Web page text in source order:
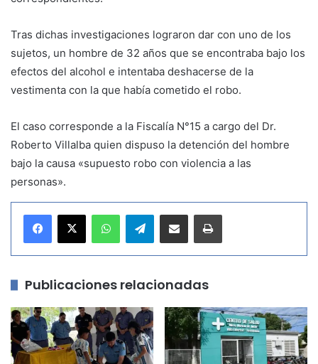
Tras dichas investigaciones lograron dar con uno de los
sujetos, un hombre de 32 años que se encontraba bajo los
efectos del alcohol e intentaba deshacerse de la
vestimenta con la que había cometido el robo.
El caso corresponde a la Fiscalía N°15 a cargo del Dr.
Roberto Villalba quien dispuso la detención del hombre
bajo la causa «supuesto robo con violencia a las
personas».
Telegram
Publicaciones relacionadas